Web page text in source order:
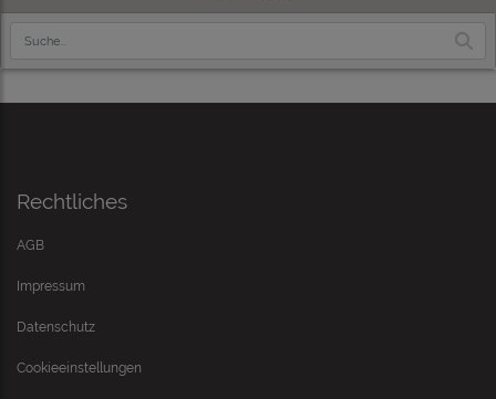
Rechtliches
AGB
Impressum
Datenschutz
Cookieeinstellungen